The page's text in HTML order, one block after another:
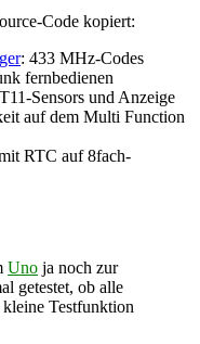
Code kopiert:
: 433 MHz-Codes
fernbedienen
Sensors und Anzeige
auf dem Multi Function
RTC auf 8fach-
Uno ja noch zur
getestet, ob alle
Testfunktion